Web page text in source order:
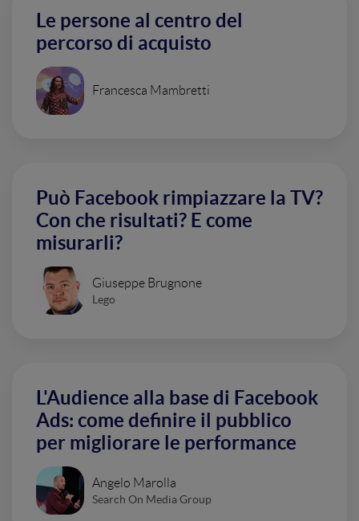
Le persone al centro del
percorso di acquisto
Francesca Mambretti
Può Facebook rimpiazzare la TV?
Con che risultati? E come
misurarli?
Giuseppe Brugnone
Lego
L'Audience alla base di Facebook
Ads: come definire il pubblico
per migliorare le performance
Angelo Marolla
Search On Media Group